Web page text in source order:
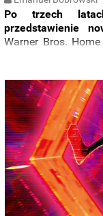
Po trzech
przedstawienie
Warner Bros.